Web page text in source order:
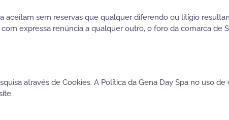
aceitam sem reservas que qualquer diferendo ou litígio
expressa renúncia a qualquer outro, o foro da comarca de
através de Cookies. A Política da Gena Day Spa no uso